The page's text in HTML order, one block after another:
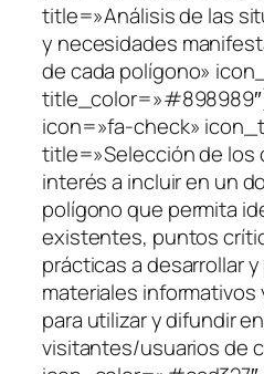
title=»Análisis de las
y necesidades
de cada polígono»
icon=»fa-check»
title=»Selección de los
interés a incluir en un
polígono que permita
existentes, puntos
prácticas a desarrollar
materiales
para utilizar y difundir
visitantes/usuarios de